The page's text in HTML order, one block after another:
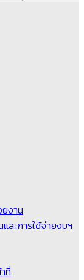
งาน
ละการใช้จ่ายงบฯ
ที่